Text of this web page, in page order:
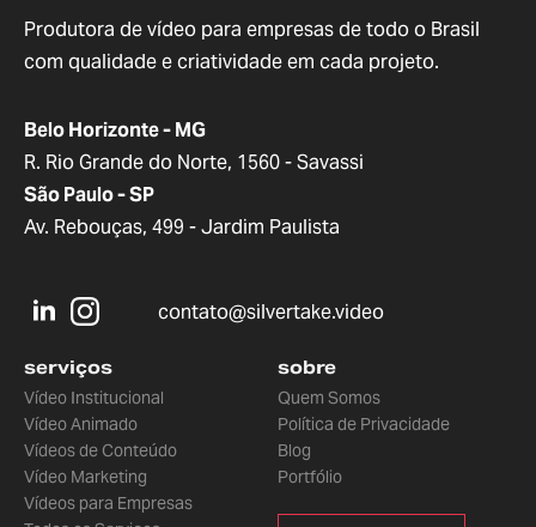
Produtora de vídeo para empresas de todo o Brasil
com qualidade e criatividade em cada projeto.
Belo Horizonte - MG
R. Rio Grande do Norte, 1560 - Savassi
São Paulo - SP
Av. Rebouças, 499 - Jardim Paulista
contato@silvertake.video
serviços
Vídeo Institucional
Vídeo Animado
Vídeos de Conteúdo
Vídeo Marketing
Vídeos para Empresas
sobre
Quem Somos
Política de Privacidade
Blog
Portfólio